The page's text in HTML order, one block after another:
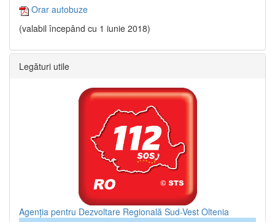
Orar autobuze
(valabil începând cu 1 iunie 2018)
Legături utile
Agenția pentru Dezvoltare Regională Sud-Vest Oltenia